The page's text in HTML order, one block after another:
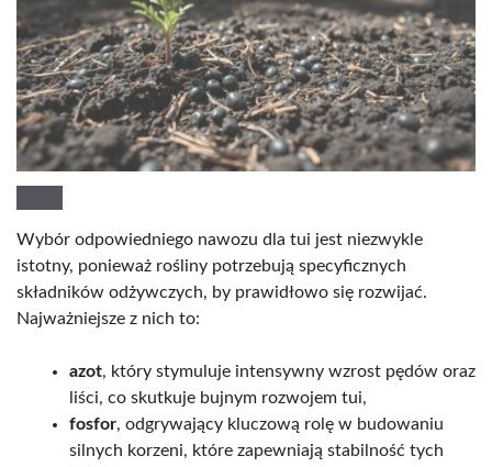
Wybór odpowiedniego nawozu dla tui jest niezwykle
istotny, ponieważ rośliny potrzebują specyficznych
składników odżywczych, by prawidłowo się rozwijać.
Najważniejsze z nich to:
azot, który stymuluje intensywny wzrost pędów oraz
liści, co skutkuje bujnym rozwojem tui,
fosfor, odgrywający kluczową rolę w budowaniu
silnych korzeni, które zapewniają stabilność tych